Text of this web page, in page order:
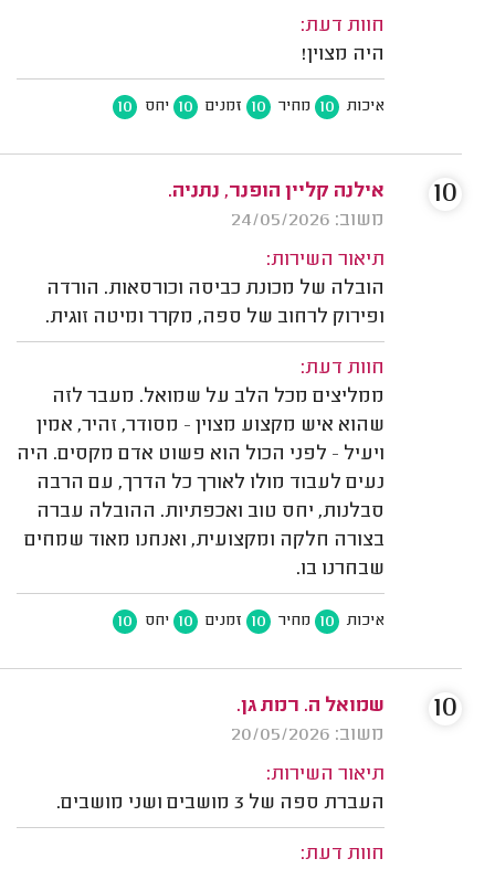
חוות דעת:
היה מצוין!
איכות 10 מחיר 10 זמנים 10 יחס 10
אילנה קליין הופנר, נתניה.
משוב: 24/05/2026
תיאור השירות:
הובלה של מכונת כביסה וכורסאות. הורדה
ופירוק לרחוב של ספה, מקרר ומיטה זוגית.
חוות דעת:
ממליצים מכל הלב על שמואל. מעבר לזה
שהוא איש מקצוע מצוין — מסודר, זהיר, אמין
ויעיל — לפני הכול הוא פשוט אדם מקסים. היה
נעים לעבוד מולו לאורך כל הדרך, עם הרבה
סבלנות, יחס טוב ואכפתיות. ההובלה עברה
בצורה חלקה ומקצועית, ואנחנו מאוד שמחים
שבחרנו בו.
איכות 10 מחיר 10 זמנים 10 יחס 10
10
שמואל ה. רמת גן.
משוב: 20/05/2026
תיאור השירות:
העברת ספה של 3 מושבים ושני מושבים.
חוות דעת:
10